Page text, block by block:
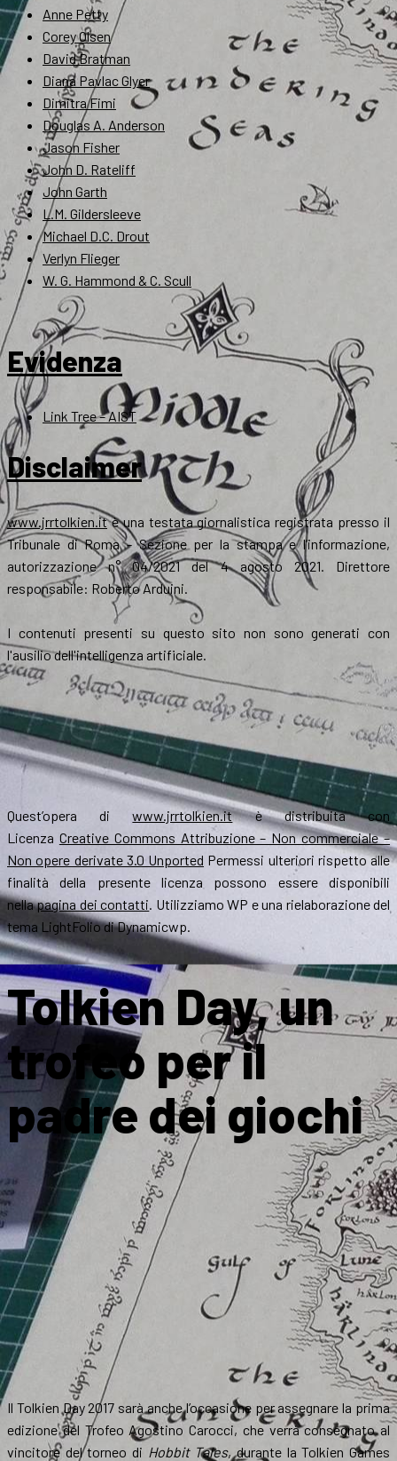
Anne Petty
Corey Olsen
David Bratman
Diana Pavlac Glyer
Dimitra Fimi
Douglas A. Anderson
Jason Fisher
John D. Rateliff
John Garth
L.M. Gildersleeve
Michael D.C. Drout
Verlyn Flieger
W. G. Hammond & C. Scull
Evidenza
Link Tree – AIST
Disclaimer
www.jrrtolkien.itè una testata giornalistica registrata presso il
Tribunale di Roma - Sezione per la stampa e l’informazione,
autorizzazione n° 04/2021 del 4 agosto 2021. Direttore
responsabile: Roberto Arduini.
I contenuti presenti su questo sito non sono generati con
l'ausilio dell'intelligenza artificiale.
Quest’opera diwww.jrrtolkien.itè distribuita con
Licenza Creative Commons Attribuzione – Non commerciale –
Non opere derivate 3.0 Unported Permessi ulteriori rispetto alle
finalità della presente licenza possono essere disponibili
nellapagina dei contatti. Utilizziamo WP e una rielaborazione del
tema LightFolio di Dynamicwp.
Tolkien Day, un
trofeo per il
padre dei giochi
Il Tolkien Day 2017 sarà anche l’occasione per assegnare la prima
edizione del Trofeo Agostino Carocci, che verrà consegnato al
vincitore del torneo di Hobbit Tales, durante la Tolkien Games